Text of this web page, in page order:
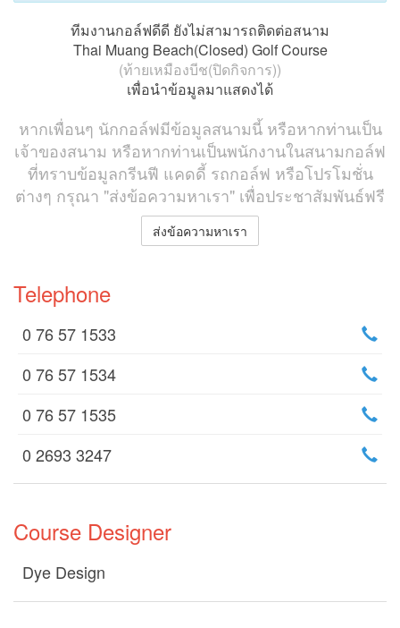
ทีมงานกอล์ฟดีดี ยังไม่สามารถติดต่อสนาม
Thai Muang Beach(Closed) Golf Course
(ท้ายเหมืองบีช(ปิดกิจการ))
เพื่อนำข้อมูลมาแสดงได้
หากเพื่อนๆ นักกอล์ฟมีข้อมูลสนามนี้ หรือหากท่านเป็น
เจ้าของสนาม หรือหากท่านเป็นพนักงานในสนามกอล์ฟ
ที่ทราบข้อมูลกรีนฟี แคดดี้ รถกอล์ฟ หรือโปรโมชั่น
ต่างๆ กรุณา "ส่งข้อความหาเรา" เพื่อประชาสัมพันธ์ฟรี
ส่งข้อความหาเรา
Telephone
0 76 57 1533
0 76 57 1534
0 76 57 1535
0 2693 3247
Course Designer
Dye Design